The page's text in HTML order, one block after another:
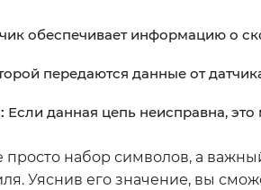
обеспечивает информацию о
передаются данные от
Если данная цепь неисправна,
просто набор символов, а
Уяснив его значение, вы